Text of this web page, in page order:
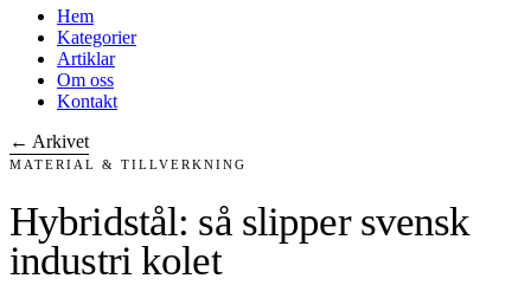
Hem
Kategorier
Artiklar
Om oss
Kontakt
← Arkivet
MATERIAL & TILLVERKNING
Hybridstål: så slipper svensk
industri kolet